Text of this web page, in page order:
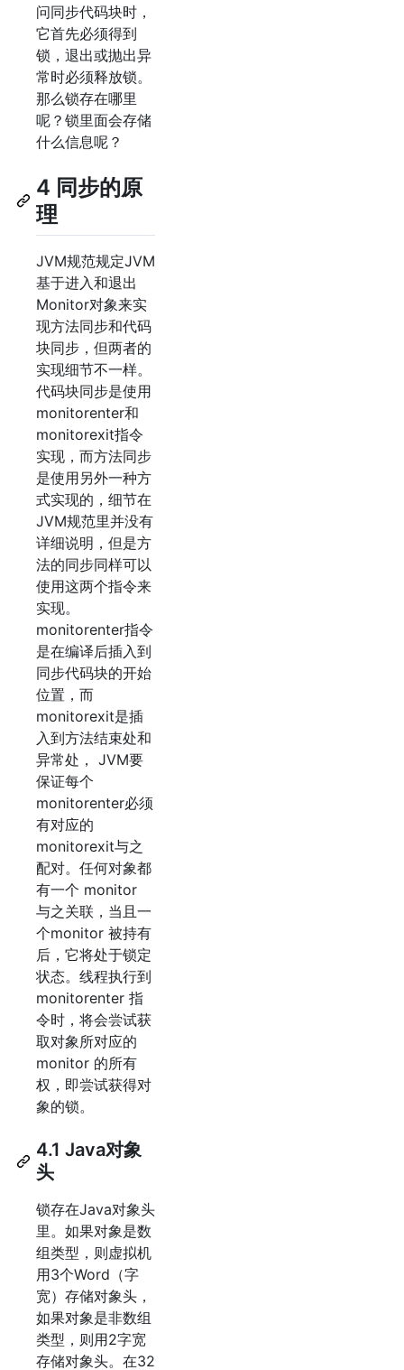
问同步代码块时，
它首先必须得到
锁，退出或抛出异
常时必须释放锁。
那么锁存在哪里
呢？锁里面会存储
什么信息呢？
4 同步的原
理
JVM规范规定JVM
基于进入和退出
Monitor对象来实
现方法同步和代码
块同步，但两者的
实现细节不一样。
代码块同步是使用
monitorenter和
monitorexit指令
实现，而方法同步
是使用另外一种方
式实现的，细节在
JVM规范里并没有
详细说明，但是方
法的同步同样可以
使用这两个指令来
实现。
monitorenter指令
是在编译后插入到
同步代码块的开始
位置，而
monitorexit是插
入到方法结束处和
异常处， JVM要
保证每个
monitorenter必须
有对应的
monitorexit与之
配对。任何对象都
有一个 monitor
与之关联，当且一
个monitor 被持有
后，它将处于锁定
状态。线程执行到
monitorenter 指
令时，将会尝试获
取对象所对应的
monitor 的所有
权，即尝试获得对
象的锁。
4.1 Java对象
头
锁存在Java对象头
里。如果对象是数
组类型，则虚拟机
用3个Word（字
宽）存储对象头，
如果对象是非数组
类型，则用2字宽
存储对象头。在32